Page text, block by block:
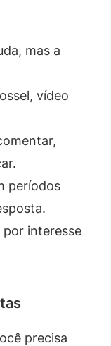
mas a
vídeo
períodos
por interesse
precisa